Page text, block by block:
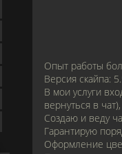
Опыт работы
Версия скайпа:
В мои услуги
вернуться в чат),
Создаю и веду
Гарантирую
Оформление